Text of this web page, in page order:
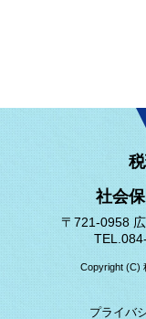
社会
〒721-0958
Copyright (C)
プライバ